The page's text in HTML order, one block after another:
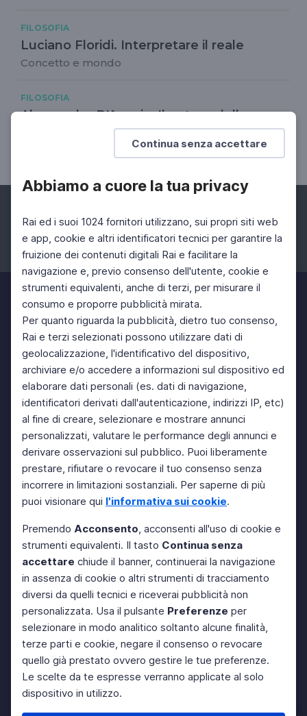
Continua senza accettare
Abbiamo a cuore la tua privacy
Rai ed i suoi 1024 fornitori utilizzano, sui propri siti web
e app, cookie e altri identificatori tecnici per garantire la
fruizione dei contenuti digitali Rai e facilitare la
navigazione e, previo consenso dell'utente, cookie e
strumenti equivalenti, anche di terzi, per misurare il
consumo e proporre pubblicità mirata.
Per quanto riguarda la pubblicità, dietro tuo consenso,
Rai e terzi selezionati possono utilizzare dati di
geolocalizzazione, l'identificativo del dispositivo,
archiviare e/o accedere a informazioni sul dispositivo ed
elaborare dati personali (es. dati di navigazione,
identificatori derivati dall'autenticazione, indirizzi IP, etc)
al fine di creare, selezionare e mostrare annunci
personalizzati, valutare le performance degli annunci e
derivare osservazioni sul pubblico. Puoi liberamente
prestare, rifiutare o revocare il tuo consenso senza
incorrere in limitazioni sostanziali. Per saperne di più
puoi visionare qui l'informativa sui cookie.
Premendo Acconsento, acconsenti all'uso di cookie e
strumenti equivalenti. Il tasto Continua senza
accettare chiude il banner, continuerai la navigazione
in assenza di cookie o altri strumenti di tracciamento
diversi da quelli tecnici e riceverai pubblicità non
personalizzata. Usa il pulsante Preferenze per
selezionare in modo analitico soltanto alcune finalità,
terze parti e cookie, negare il consenso o revocare
quello già prestato ovvero gestire le tue preferenze.
Le scelte da te espresse verranno applicate al solo
dispositivo in utilizzo.
FILOSOFIA
Luciano Floridi. Interpretare il reale
Concetto e mondo
FILOSOFIA
Alessandro D'Avenia. Il potere della
parola tra poesia e filosofia
Dal mondo greco alla tradizione cristiana
Facebook Instagram Twitter